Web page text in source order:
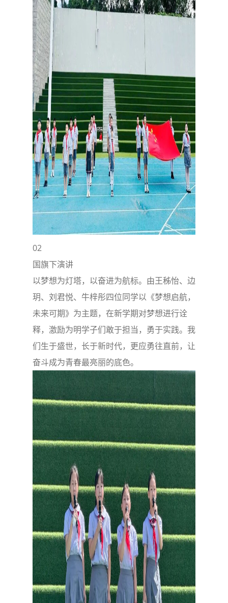
02
国旗下演讲
以梦想为灯塔，以奋进为航标。由王秭怡、边
玥、刘君悦、牛梓彤四位同学以《梦想启航，
未来可期》为主题，在新学期对梦想进行诠
释，激励为明学子们敢于担当，勇于实践。我
们生于盛世，长于新时代，更应勇往直前，让
奋斗成为青春最亮丽的底色。